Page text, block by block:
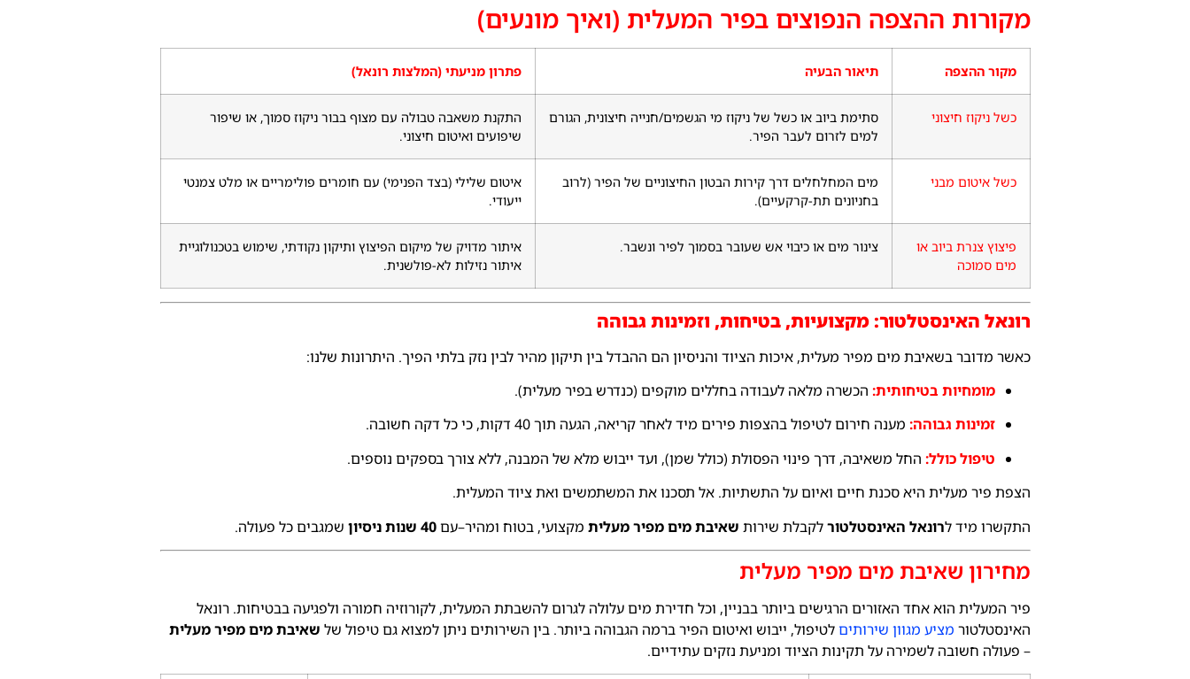
מקורות ההצפה הנפוצים בפיר המעלית (ואיך מונעים)
מקור ההצפה תיאור הבעיה פתרון מניעתי (המלצות רונאל)
כשל ניקוז חיצוני
סתימת ביוב או כשל של ניקוז מי הגשמים/חנייה חיצונית, הגורם
למים לזרום לעבר הפיר.
התקנת משאבה טבולה עם מצוף בבור ניקוז סמוך, או שיפור
שיפועים ואיטום חיצוני.
כשל איטום מבני
מים המחלחלים דרך קירות הבטון החיצוניים של הפיר (לרוב
בחניונים תת-קרקעיים).
איטום שלילי (בצד הפנימי) עם חומרים פולימריים או מלט צמנטי
ייעודי.
פיצוץ צנרת ביוב או
מים סמוכה
צינור מים או כיבוי אש שעובר בסמוך לפיר ונשבר.
איתור מדויק של מיקום הפיצוץ ותיקון נקודתי, שימוש בטכנולוגיית
איתור נזילות לא-פולשנית.
רונאל האינסטלטור: מקצועיות, בטיחות, וזמינות גבוהה
כאשר מדובר בשאיבת מים מפיר מעלית, איכות הציוד והניסיון הם ההבדל בין תיקון מהיר לבין נזק בלתי הפיך. היתרונות שלנו:
מומחיות בטיחותית: הכשרה מלאה לעבודה בחללים מוקפים (כנדרש בפיר מעלית).
זמינות גבוהה: מענה חירום לטיפול בהצפות פירים מיד לאחר קריאה, הגעה תוך 40 דקות, כי כל דקה חשובה.
טיפול כולל: החל משאיבה, דרך פינוי הפסולת (כולל שמן), ועד ייבוש מלא של המבנה, ללא צורך בספקים נוספים.
הצפת פיר מעלית היא סכנת חיים ואיום על התשתיות. אל תסכנו את המשתמשים ואת ציוד המעלית.
התקשרו מיד לרונאל האינסטלטורלקבלת שירות שאיבת מים מפיר מעלית מקצועי, בטוח ומהיר–עם40 שנות ניסיון שמגבים כל פעולה.
מחירון שאיבת מים מפיר מעלית
פיר המעלית הוא אחד האזורים הרגישים ביותר בבניין, וכל חדירת מים עלולה לגרום להשבתת המעלית, לקורוזיה חמורה ולפגיעה בבטיחות. רונאל
האינסטלטור מציע מגוון שירותיםלטיפול, ייבוש ואיטום הפיר ברמה הגבוהה ביותר. בין השירותים ניתן למצוא גם טיפול של שאיבת מים מפיר מעלית
– פעולה חשובה לשמירה על תקינות הציוד ומניעת נזקים עתידיים.